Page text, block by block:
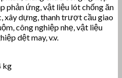
phản ứng, vật liệu lót chống ăn
xây dựng, thanh trượt cầu giao
công nghiệp nhẹ, vật liệu
dệt may, v.v.
kg